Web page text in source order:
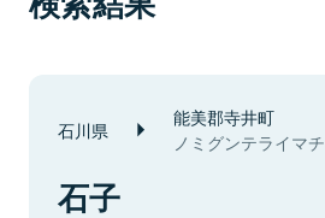
石川県 能美郡寺井町
ノミグンテライマチ
石子